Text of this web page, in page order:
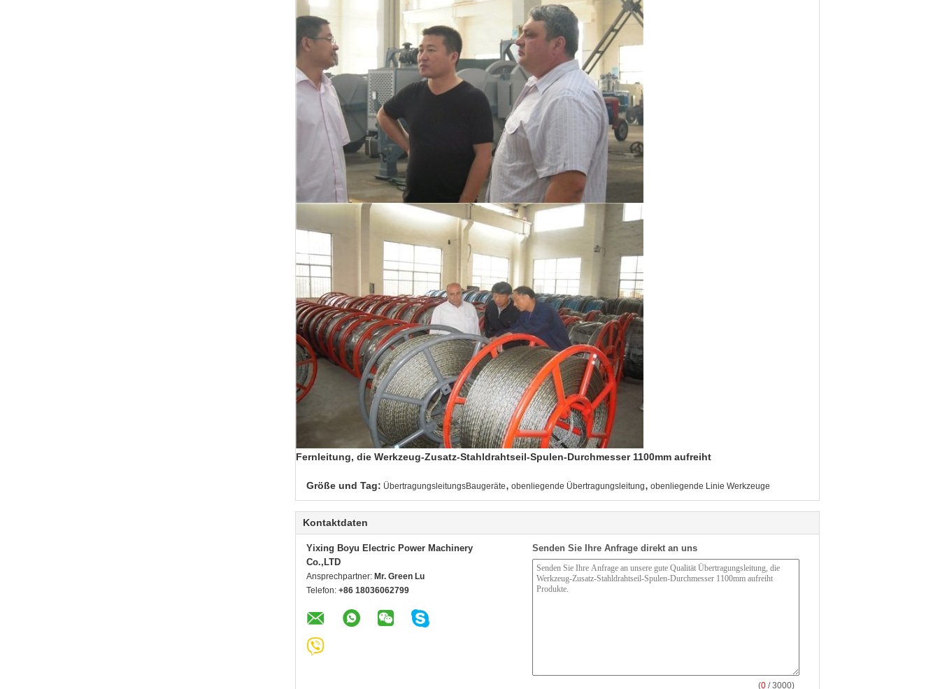
Fernleitung, die Werkzeug-Zusatz-Stahldrahtseil-Spulen-Durchmesser 1100mm aufreiht
Größe und Tag: ÜbertragungsleitungsBaugeräte, obenliegende Übertragungsleitung, obenliegende Linie Werkzeuge
Kontaktdaten
Yixing Boyu Electric Power Machinery
Co.,LTD
Ansprechpartner: Mr. Green Lu
Telefon: +86 18036062799
Senden Sie Ihre Anfrage direkt an uns
(0 / 3000)